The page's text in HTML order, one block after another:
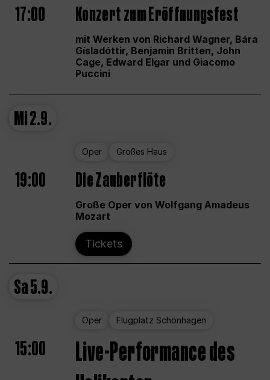
17:00 Konzert zum Eröffnungsfest
mit Werken von Richard Wagner, Bára
Gísladóttir, Benjamin Britten, John
Cage, Edward Elgar und Giacomo
Puccini
Mi2.9.
Oper Großes Haus
19:00 Die Zauberflöte
Große Oper von Wolfgang Amadeus
Mozart
Tickets
Sa5.9.
Oper Flugplatz Schönhagen
15:00
Live-Performance des